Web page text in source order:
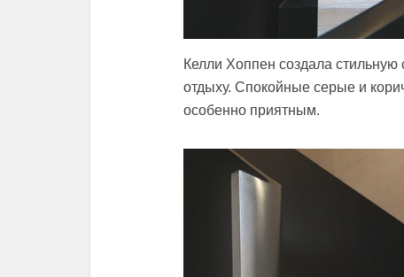
Келли Хоппен создала стильную
отдыху. Спокойные серые и
особенно приятным.